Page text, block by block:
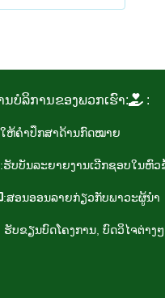
ນ​ບໍ​ລິ​ການ​ຂອງ​ພວກ​ເຮົາ: :
ຫ້​ຄຳ​ປຶກ​ສາ​ດ້ານ​ກົດ​ໝາຍ
:ຮັບ​ບັນ​ລະ​ຍາຍ​ງານ​ເວີກ​ຊອບໃນ​ຫົວ​
:ສອນ​ອອນ​ລາຍ​ກ່ຽວ​ກັບ​ພາ​ວະ​ຜູ້​ນຳ
ຮັບ​ຂຽນ​ບົດ​ໂຄງ​ການ, ບົດ​ວິ​ໄຈຕ່າງໆ